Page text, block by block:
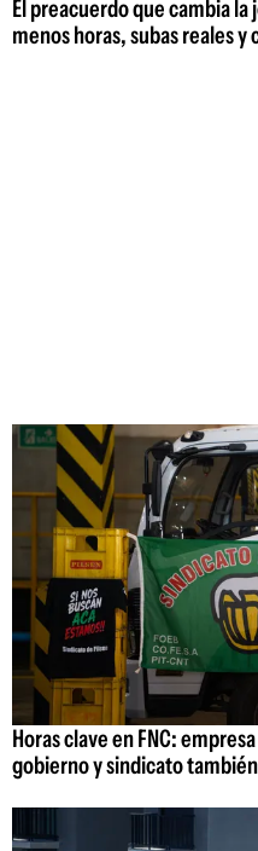
El preacuerdo que cambia
menos horas, subas reales y
Horas clave en FNC:
gobierno y sindicato